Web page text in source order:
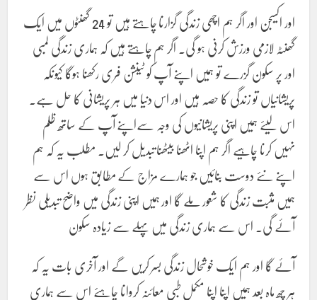
اور اکسیجن اور اگر ہم اچھی زندگی گزارنا چاہتے ہیں تو 24 گھنٹوں میں ایک
گھنٹہ لازمی ورزش کرنی ہو گی۔ اگر ہم چاہتے ہیں کہ ہماری زندگی لمبی
اور پر سکون گزرے تو ہمیں اپنے آپ کو ٹینشن فری رکھنا ہوگا کیونکہ
پریشانیاں تو زندگی کا حصہ ہیں اور اس دنیا میں ہر پریشانی کا حل ہے۔
اس لیئے ہمیں اپنی پریشانیوں کی وجہ سےاپنے آپ کے ساتھ ظلم
نہیں کرنا چاہیے اگر ہم اپنا اٹھنا بیٹھنا تبدیل کر لیں۔ مطلب یہ کہ ہم
اپنے نئے دوست بنائیں جو ہمارے مزاج کے مطابق ہوں اس سے
ہمیں مثبت زندگی کا شعور ملے گا اور ہمیں اپنی زندگی میں واضح تبدیلی نظر
آئے گی۔ اس سے ہماری زندگی میں پہلے سے زیادہ سکون
آئے گا اور ہم ایک خوشحال زندگی بسر کریں گے اور آخری بات یہ کہ
ہر چھ ماہ بعد ہمیں اپنا اپنا مکمل طبی معائنہ کروانا چاہئے اس سے ہماری